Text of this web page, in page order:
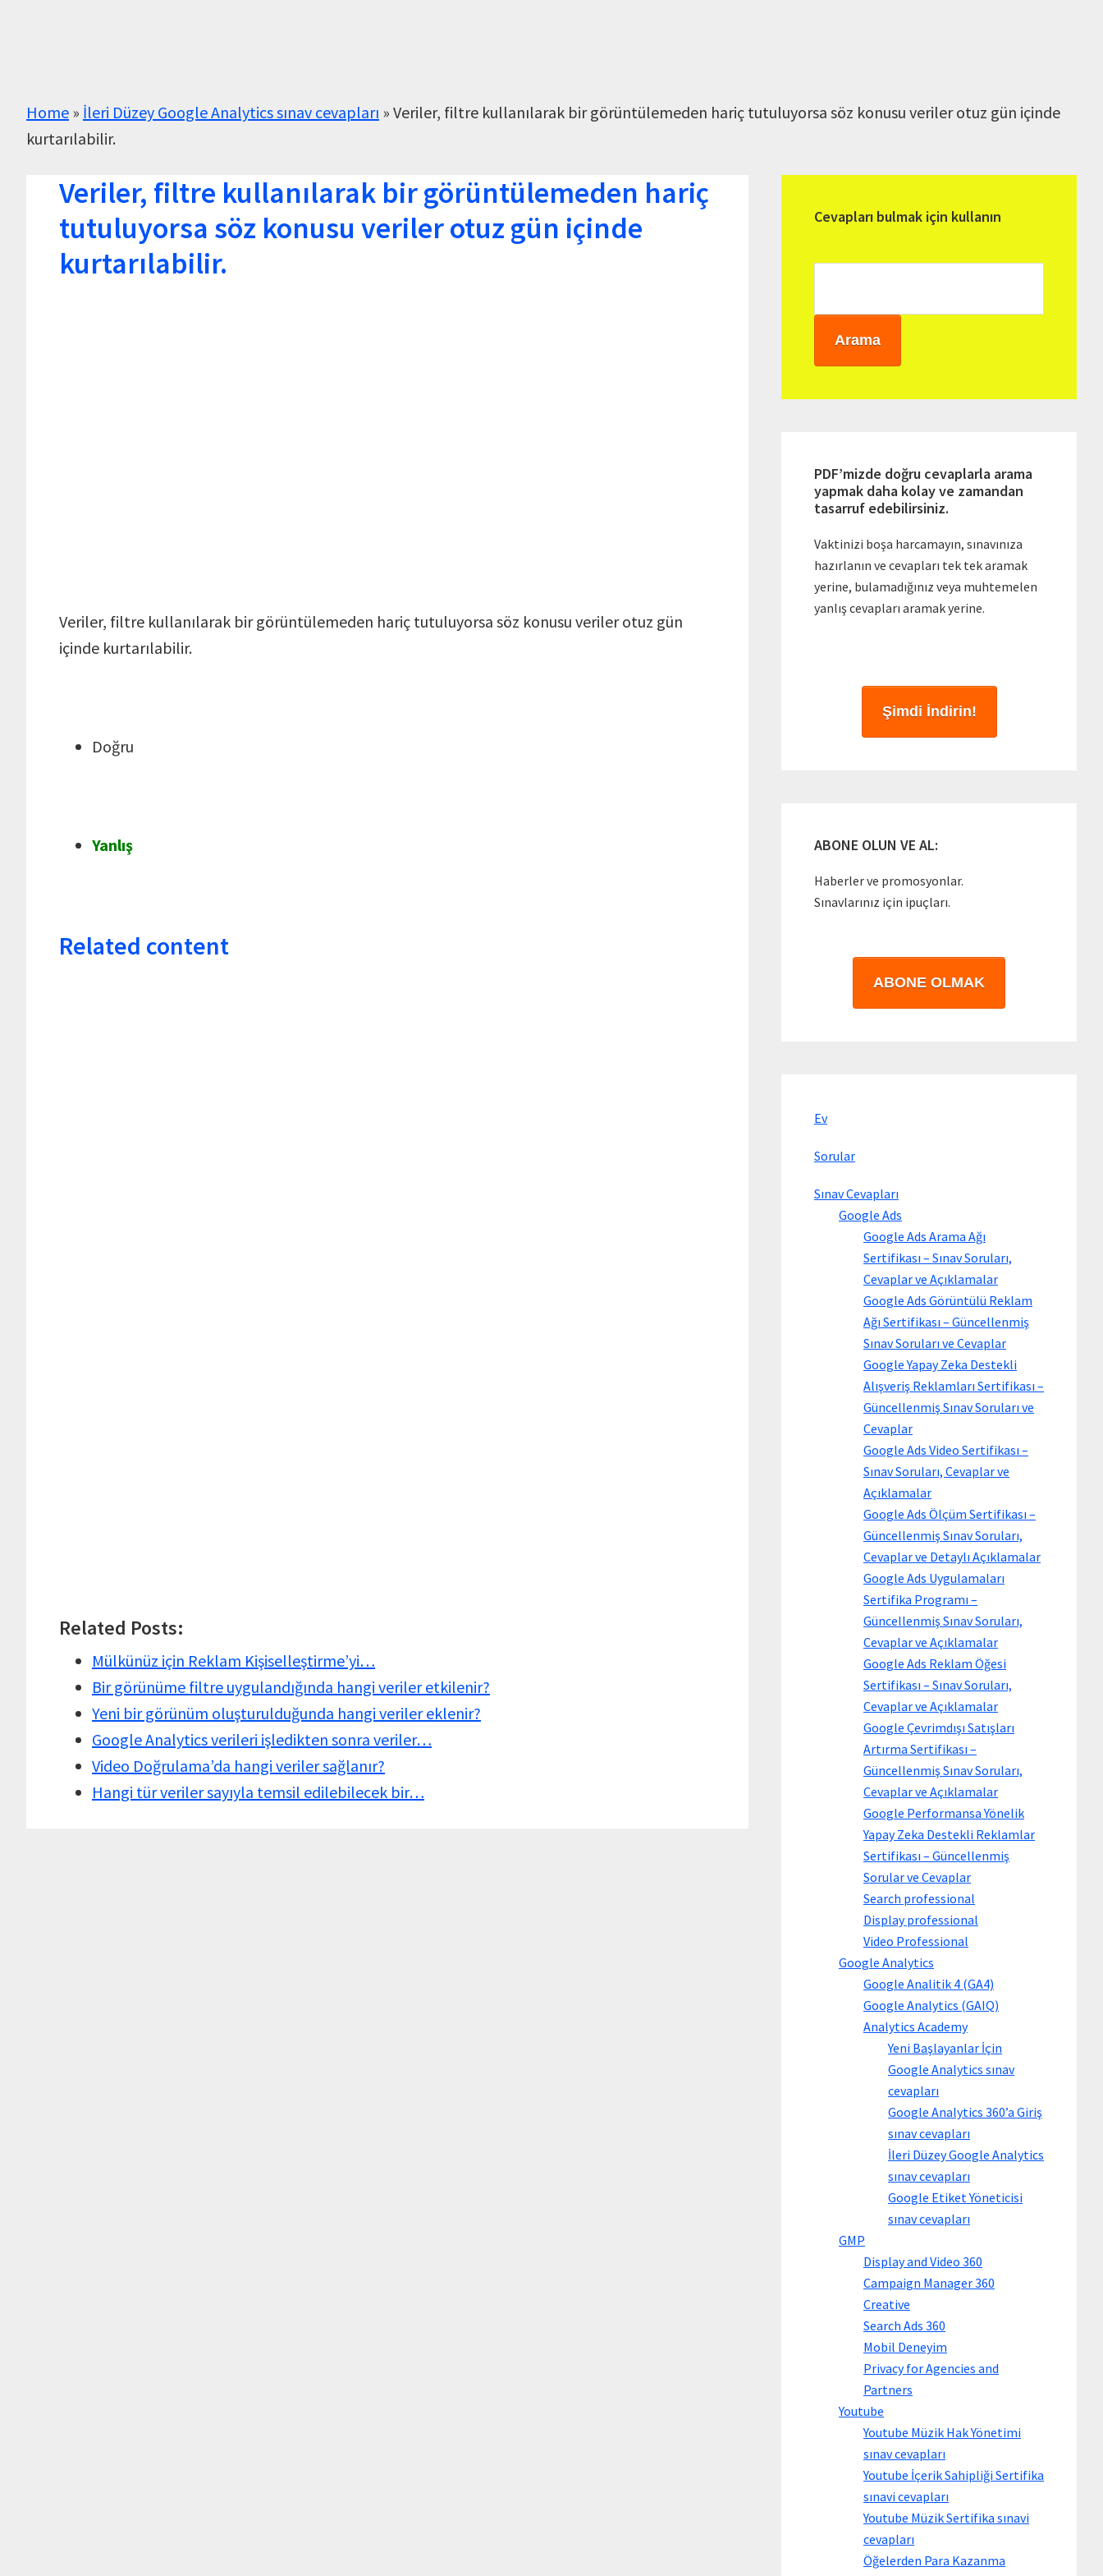
Home » İleri Düzey Google Analytics sınav cevapları » Veriler, filtre kullanılarak bir görüntülemeden hariç tutuluyorsa söz konusu veriler otuz gün içinde
kurtarılabilir.
Veriler, filtre kullanılarak bir görüntülemeden hariç
tutuluyorsa söz konusu veriler otuz gün içinde
kurtarılabilir.
Veriler, filtre kullanılarak bir görüntülemeden hariç tutuluyorsa söz konusu veriler otuz gün
içinde kurtarılabilir.
Doğru
Yanlış
Related content
Related Posts:
Mülkünüz için Reklam Kişiselleştirme’yi…
Bir görünüme filtre uygulandığında hangi veriler etkilenir?
Yeni bir görünüm oluşturulduğunda hangi veriler eklenir?
Google Analytics verileri işledikten sonra veriler…
Video Doğrulama’da hangi veriler sağlanır?
Hangi tür veriler sayıyla temsil edilebilecek bir…
kenar
Cevapları bulmak için kullanın
PDF’mizde doğru cevaplarla arama
yapmak daha kolay ve zamandan
tasarruf edebilirsiniz.
Vaktinizi boşa harcamayın, sınavınıza
hazırlanın ve cevapları tek tek aramak
yerine, bulamadığınız veya muhtemelen
yanlış cevapları aramak yerine.
Şimdi İndirin!
ABONE OLUN VE AL:
Haberler ve promosyonlar.
Sınavlarınız için ipuçları.
ABONE OLMAK
Ev
Sorular
Sınav Cevapları
Google Ads
Google Ads Arama Ağı
Sertifikası – Sınav Soruları,
Cevaplar ve Açıklamalar
Google Ads Görüntülü Reklam
Ağı Sertifikası – Güncellenmiş
Sınav Soruları ve Cevaplar
Google Yapay Zeka Destekli
Alışveriş Reklamları Sertifikası –
Güncellenmiş Sınav Soruları ve
Cevaplar
Google Ads Video Sertifikası –
Sınav Soruları, Cevaplar ve
Açıklamalar
Google Ads Ölçüm Sertifikası –
Güncellenmiş Sınav Soruları,
Cevaplar ve Detaylı Açıklamalar
Google Ads Uygulamaları
Sertifika Programı –
Güncellenmiş Sınav Soruları,
Cevaplar ve Açıklamalar
Google Ads Reklam Öğesi
Sertifikası – Sınav Soruları,
Cevaplar ve Açıklamalar
Google Çevrimdışı Satışları
Artırma Sertifikası –
Güncellenmiş Sınav Soruları,
Cevaplar ve Açıklamalar
Google Performansa Yönelik
Yapay Zeka Destekli Reklamlar
Sertifikası – Güncellenmiş
Sorular ve Cevaplar
Search professional
Display professional
Video Professional
Google Analytics
Google Analitik 4 (GA4)
Google Analytics (GAIQ)
Analytics Academy
Yeni Başlayanlar İçin
Google Analytics sınav
cevapları
Google Analytics 360’a Giriş
sınav cevapları
İleri Düzey Google Analytics
sınav cevapları
Google Etiket Yöneticisi
sınav cevapları
GMP
Display and Video 360
Campaign Manager 360
Creative
Search Ads 360
Mobil Deneyim
Privacy for Agencies and
Partners
Youtube
Youtube Müzik Hak Yönetimi
sınav cevapları
Youtube İçerik Sahipliği Sertifika
sınavi cevapları
Youtube Müzik Sertifika sınavi
cevapları
Öğelerden Para Kazanma